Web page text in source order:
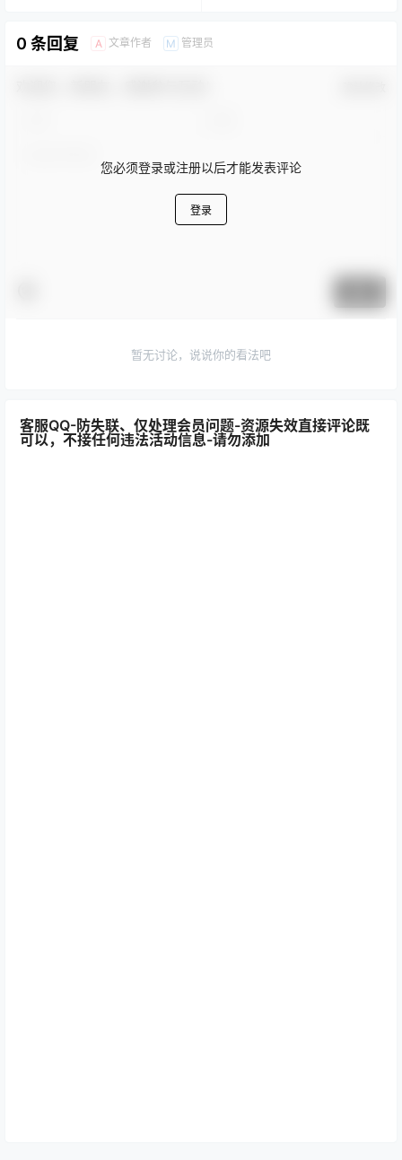
0 条回复 A 文章作者 M 管理员
您必须登录或注册以后才能发表评论
登录
暂无讨论，说说你的看法吧
客服QQ-防失联、仅处理会员问题-资源失效直接评论既
可以，不接任何违法活动信息-请勿添加